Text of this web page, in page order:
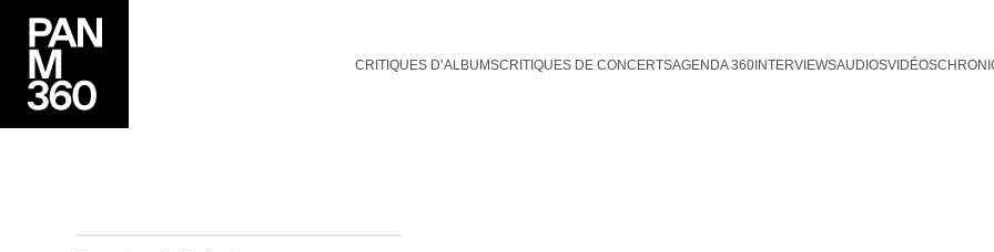
CRITIQUES D’ALBUMSCRITIQUES DE CONCERTSAGENDA 360INTERVIEWSAUDIOSVIDÉOS